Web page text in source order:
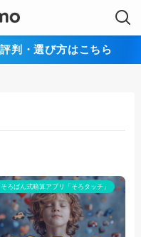
判・選び方はこちら
そろばん式暗算アプリ「そろタッチ」